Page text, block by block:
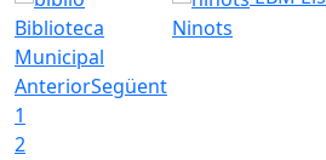
Biblioteca
Municipal
Ninots
AnteriorSegüent
1
2